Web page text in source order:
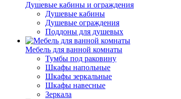
Душевые кабины и ограждения
Душевые кабины
Душевые ограждения
Поддоны для душевых
Мебель для ванной комнаты
Тумбы под раковину
Шкафы напольные
Шкафы зеркальные
Шкафы навесные
Зеркала